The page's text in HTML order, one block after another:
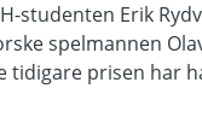
studenten Erik
spelmannen
tidigare prisen har